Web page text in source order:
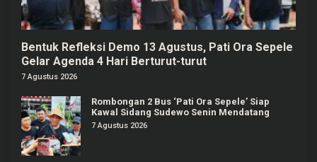
Bentuk Refleksi Demo 13 Agustus, Pati Ora Sepele
Gelar Agenda 4 Hari Berturut-turut
7 Agustus 2026
Rombongan 2 Bus ‘Pati Ora Sepele’ Siap
Kawal Sidang Sudewo Senin Mendatang
7 Agustus 2026